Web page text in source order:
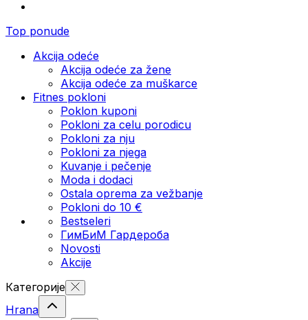
Top ponude
Akcija odeće
Akcija odeće za žene
Akcija odeće za muškarce
Fitnes pokloni
Poklon kuponi
Pokloni za celu porodicu
Pokloni za nju
Pokloni za njega
Kuvanje i pečenje
Moda i dodaci
Ostala oprema za vežbanje
Pokloni do 10 €
Bestseleri
ГимБиМ Гардeробa
Novosti
Akcije
Категорије
Hrana